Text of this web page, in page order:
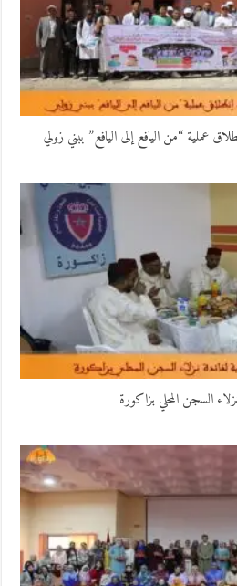
عملية “من اليافع إلى اليافع” ببني زولي
السجن المحلي بزاكورة